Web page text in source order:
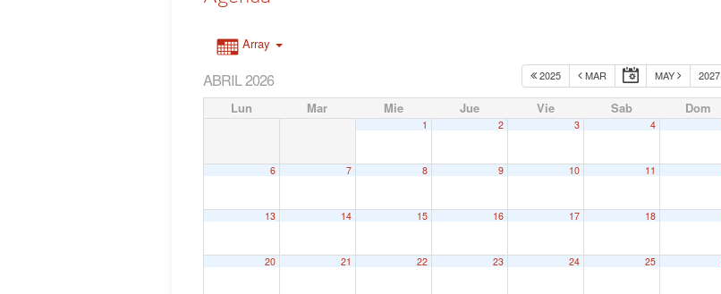
Array
ABRIL 2026 2025 MAR MAY 2027
Lun Mar Mie Jue Vie Sab Dom
1 2 3 4
6 7 8 9 10 11
13 14 15 16 17 18
20 21 22 23 24 25